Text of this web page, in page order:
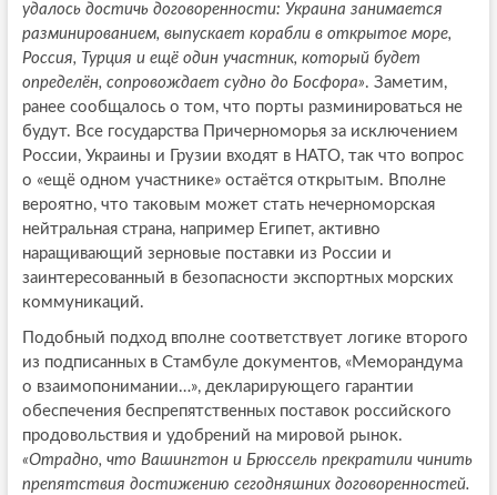
удалось достичь договоренности: Украина занимается
разминированием, выпускает корабли в открытое море,
Россия, Турция и ещё один участник, который будет
определён, сопровождает судно до Босфора». Заметим,
ранее сообщалось о том, что порты разминироваться не
будут. Все государства Причерноморья за исключением
России, Украины и Грузии входят в НАТО, так что вопрос
о «ещё одном участнике» остаётся открытым. Вполне
вероятно, что таковым может стать нечерноморская
нейтральная страна, например Египет, активно
наращивающий зерновые поставки из России и
заинтересованный в безопасности экспортных морских
коммуникаций.
Подобный подход вполне соответствует логике второго
из подписанных в Стамбуле документов, «Меморандума
о взаимопонимании…», декларирующего гарантии
обеспечения беспрепятственных поставок российского
продовольствия и удобрений на мировой рынок.
«Отрадно, что Вашингтон и Брюссель прекратили чинить
препятствия достижению сегодняшних договоренностей.